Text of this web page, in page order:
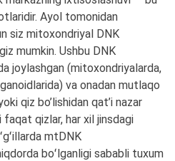
Ayol tomonidan
siz mitoxondriyal DNK
mumkin. Ushbu DNK
joylashgan (mitoxondriyalarda,
va onadan mutlaqo
qiz bo’lishidan qat’i nazar
faqat qizlar, har xil jinsdagi
mtDNK
boʻlganligi sababli tuxum